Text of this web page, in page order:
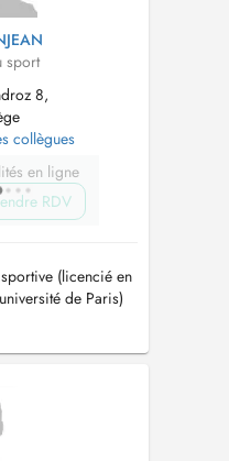
sport
8,
collègues
en ligne
RDV
(licencié en
de Paris)
genou Médecin
belge)...